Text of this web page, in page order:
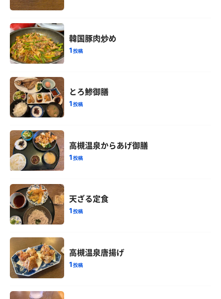
韓国豚肉炒め
1投稿
とろ鯵御膳
1投稿
高槻温泉からあげ御膳
1投稿
天ざる定食
1投稿
高槻温泉唐揚げ
1投稿